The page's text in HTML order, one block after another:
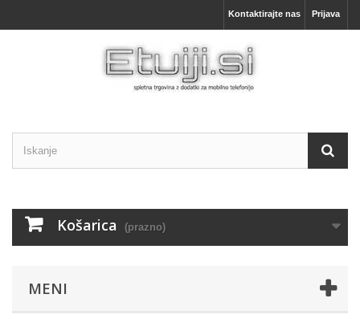
Prijava
Kontaktirajte nas
Košarica (prazno)
MENI